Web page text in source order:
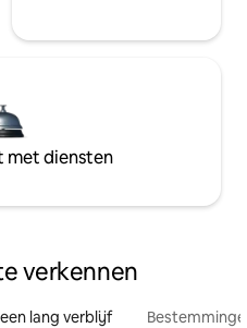
diensten
verkennen
lang verblijf